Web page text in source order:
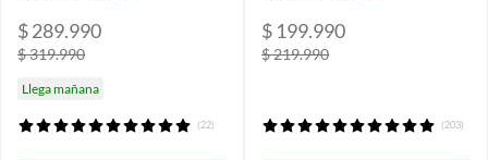
$ 289.990
$ 319.990
Llega mañana
(22)
$ 199.990
$ 219.990
(203)